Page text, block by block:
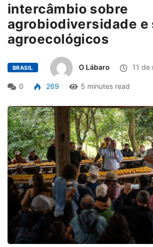
intercâmbio sobre
agrobiodiversidade e
agroecológicos
BRASIL O Lábaro 11 de
0 269 5 minutes read